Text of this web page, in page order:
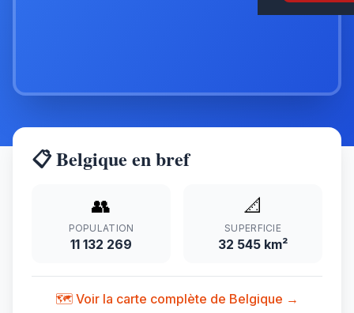
📋 Belgique en bref
👥
POPULATION
11 132 269
📐
SUPERFICIE
32 545 km²
🗺️ Voir la carte complète de Belgique →